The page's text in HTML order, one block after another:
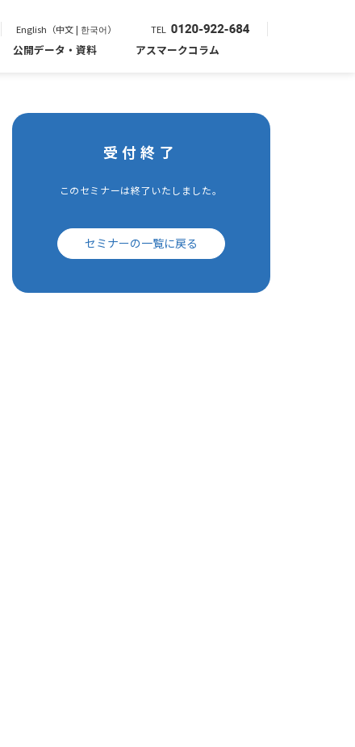
English（中文 | 한국어） TEL
公開データ・資料 アスマークコラム
受付終了
このセミナーは終了いたしました。
セミナーの一覧に戻る